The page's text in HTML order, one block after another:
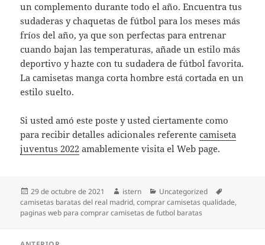
un complemento durante todo el año. Encuentra tus
sudaderas y chaquetas de fútbol para los meses más
fríos del año, ya que son perfectas para entrenar
cuando bajan las temperaturas, añade un estilo más
deportivo y hazte con tu sudadera de fútbol favorita.
La camisetas manga corta hombre está cortada en un
estilo suelto.
Si usted amó este poste y usted ciertamente como
para recibir detalles adicionales referentecamiseta
juventus 2022 amablemente visita el Web page.
Publicado
el
29 de octubre de 2021 Autor
istern Categorías
Uncategorized
camisetas baratas del real madrid,comprar camisetas qualidade,
paginas web para comprar camisetas de futbol baratas